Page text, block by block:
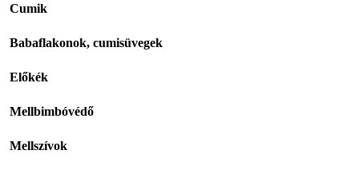
Cumik
Babaflakonok, cumisüvegek
Előkék
Mellbimbóvédő
Mellszívok